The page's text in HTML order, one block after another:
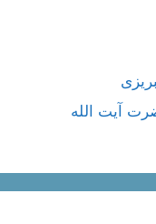
آیت الله